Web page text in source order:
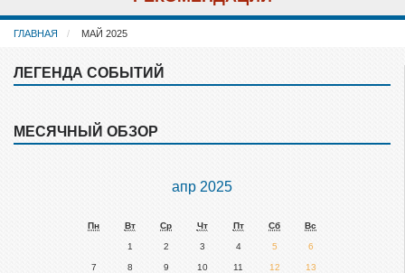
ГЛАВНАЯ МАЙ 2025
Пропустить
Легенда
ЛЕГЕНДА СОБЫТИЙ
Пропустить
Месячный
МЕСЯЧНЫЙ ОБЗОР
апр 2025
Пн Вт Ср Чт Пт Сб Вс
1 2 3 4 5 6
7 8 9 10 11 12 13